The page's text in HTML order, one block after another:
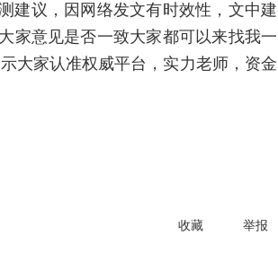
，因网络发文有时效性，文中建
家意见是否一致大家都可以来找我一
大家认准权威平台，实力老师，资金
收藏 举报